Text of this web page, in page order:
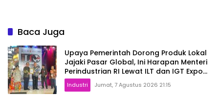
Baca Juga
Upaya Pemerintah Dorong Produk Lokal
Jajaki Pasar Global, Ini Harapan Menteri
Perindustrian RI Lewat ILT dan IGT Expo
2026
Industri Jumat, 7 Agustus 2026 21:15